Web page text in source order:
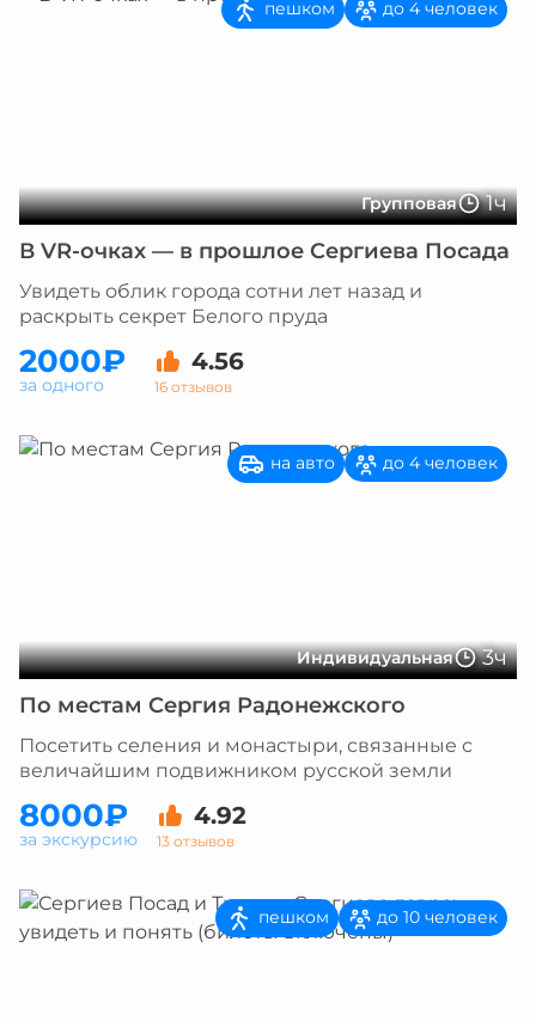
Групповая 1ч
пешком до 4 человек
В VR-очках — в прошлое Сергиева Посада
Увидеть облик города сотни лет назад и
раскрыть секрет Белого пруда
2000₽ 4.56
16 отзывов
за одного
Индивидуальная 3ч
на авто до 4 человек
По местам Сергия Радонежского
Посетить селения и монастыри, связанные с
величайшим подвижником русской земли
8000₽ 4.92
13 отзывов
за экскурсию
пешком до 10 человек